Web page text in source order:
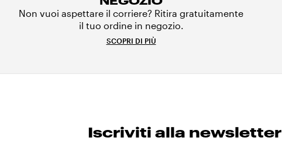
Non vuoi aspettare il corriere? Ritira gratuitamente
il tuo ordine in negozio.
SCOPRI DI PIÙ
Iscriviti alla newsletter